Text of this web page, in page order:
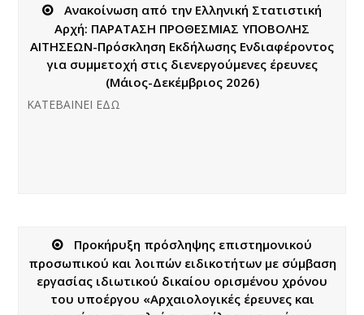
Ανακοίνωση από την Ελληνική Στατιστική
Αρχή: ΠΑΡΑΤΑΣΗ ΠΡΟΘΕΣΜΙΑΣ ΥΠΟΒΟΛΗΣ
ΑΙΤΗΣΕΩΝ-Πρόσκληση Εκδήλωσης Ενδιαφέροντος
για συμμετοχή στις διενεργούμενες έρευνες
(Μάιος-Δεκέμβριος 2026)
ΚΑΤΕΒΑΙΝΕΙ ΕΔΩ
Προκήρυξη πρόσληψης επιστημονικού
προσωπικού και λοιπών ειδικοτήτων με σύμβαση
εργασίας ιδιωτικού δικαίου ορισμένου χρόνου
του υποέργου «Αρχαιολογικές έρευνες και